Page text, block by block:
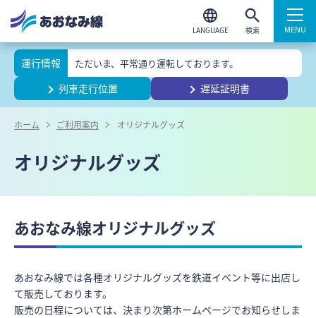
検索
運行情報 ただいま、平常通り運転しております。
列車走行位置 遅延証明書
ホーム ご利用案内 オリジナルグッズ
オリジナルグッズ
あおなみ線オリジナルグッズ
あおなみ線では各種オリジナルグッズを鉄道イベント等に出店し
て販売しております。
販売の日程については、決まり次第ホームページでお知らせしま